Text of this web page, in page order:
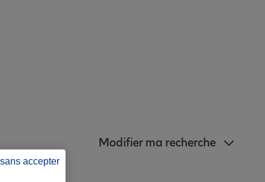
Modifier ma recherche
accepter